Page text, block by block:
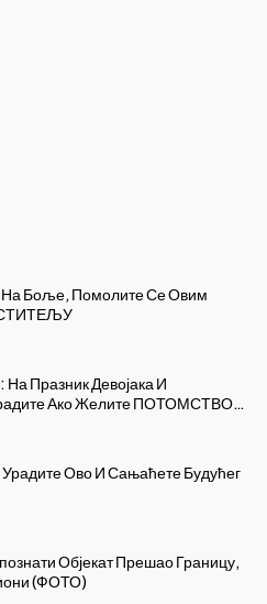
Боље, Помолите Се Овим
Празник Девојака И
Ако Желите ПОТОМСТВО…
Ово И Сањаћете Будућег
Објекат Прешао Границу,
(ФОТО)